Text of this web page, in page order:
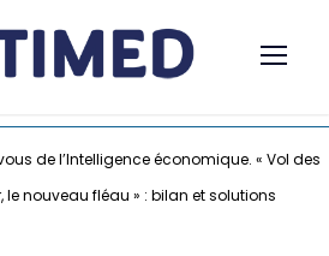
de l’Intelligence économique. « Vol des
nouveau fléau » : bilan et solutions